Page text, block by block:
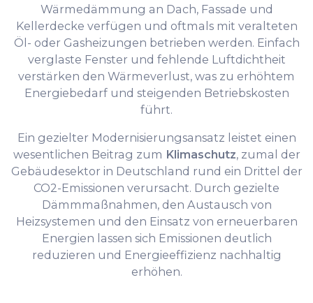
Wärmedämmung an Dach, Fassade und
Kellerdecke verfügen und oftmals mit veralteten
Öl- oder Gasheizungen betrieben werden. Einfach
verglaste Fenster und fehlende Luftdichtheit
verstärken den Wärmeverlust, was zu erhöhtem
Energiebedarf und steigenden Betriebskosten
führt.
Ein gezielter Modernisierungsansatz leistet einen
wesentlichen Beitrag zum Klimaschutz, zumal der
Gebäudesektor in Deutschland rund ein Drittel der
CO2-Emissionen verursacht. Durch gezielte
Dämmmaßnahmen, den Austausch von
Heizsystemen und den Einsatz von erneuerbaren
Energien lassen sich Emissionen deutlich
reduzieren und Energieeffizienz nachhaltig
erhöhen.